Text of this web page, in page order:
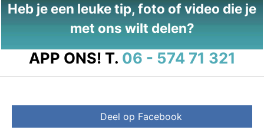
Heb je een leuke tip, foto of video die je
met ons wilt delen?
APP ONS! T. 06 - 574 71 321
Deel op Facebook